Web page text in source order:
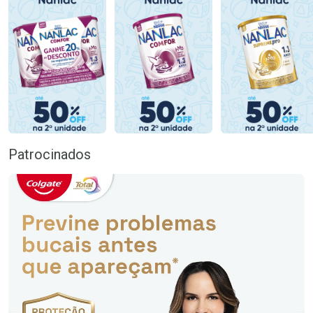
Patrocinados